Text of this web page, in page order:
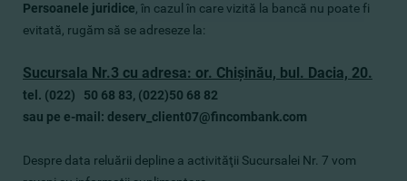
Persoanele juridice , în cazul în care vizită la bancă nu poate fi
evitată, rugăm să se adreseze la:
Sucursala Nr.3 cu adresa: or. Chişinău, bul. Dacia, 20.
tel. (022) 50 68 83, (022)50 68 82
sau pe e-mail: deserv_client07@fincombank.com
Despre data reluării depline a activităţii Sucursalei Nr. 7 vom